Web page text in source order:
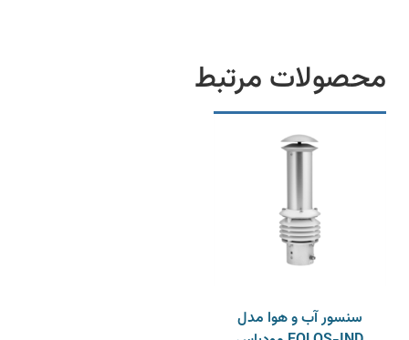
محصولات مرتبط
سنسور آب و هوا مدل